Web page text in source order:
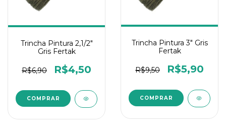
Trincha Pintura 2,1/2"
Gris Fertak
R$6,90 R$4,50
Trincha Pintura 3" Gris
Fertak
R$9,50 R$5,90